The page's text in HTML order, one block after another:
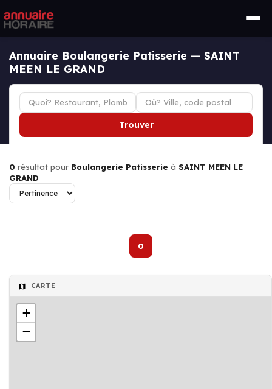
Annuaire Boulangerie Patisserie — SAINT
MEEN LE GRAND
Trouver
0 résultat pour Boulangerie Patisserie à SAINT MEEN LE
GRAND
0
CARTE
+
−